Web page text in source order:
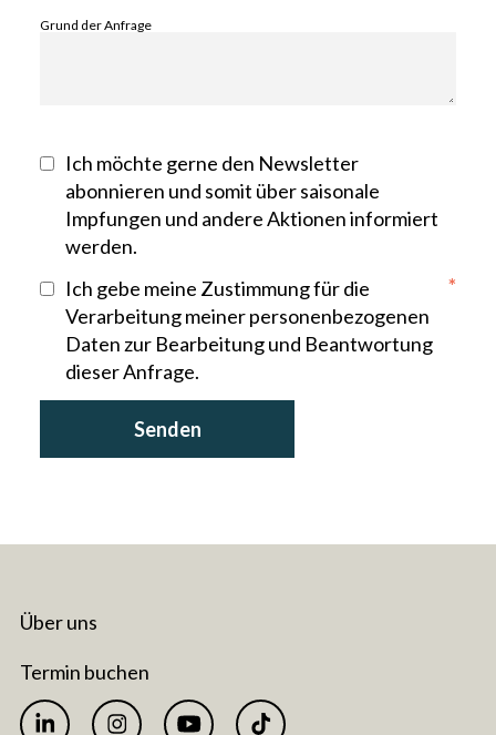
Grund der Anfrage
Ich möchte gerne den Newsletter
abonnieren und somit über saisonale
Impfungen und andere Aktionen informiert
werden.
Ich gebe meine Zustimmung für die
Verarbeitung meiner personenbezogenen
Daten zur Bearbeitung und Beantwortung
dieser Anfrage.
*
Über uns
Termin buchen